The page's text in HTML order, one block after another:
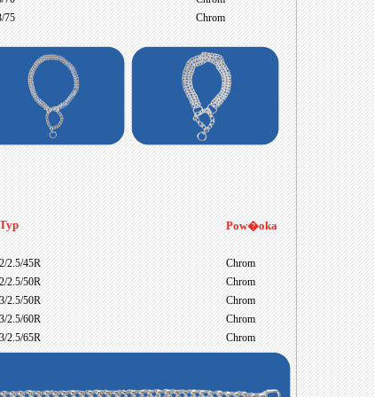
75 Chrom
Typ Pow�oka
2/2.5/45R
Chrom
2/2.5/50R
Chrom
3/2.5/50R
Chrom
3/2.5/60R
Chrom
3/2.5/65R Chrom